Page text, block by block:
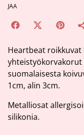
JAA
Heartbeat roikkuvat
suomalaisesta
1cm, alin 3cm.
Metalliosat
silikonia.